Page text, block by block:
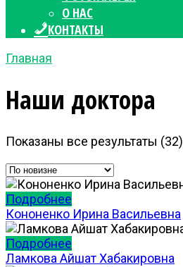
О НАС
КОНТАКТЫ
Главная
Наши доктора
Показаны все результаты (32)
Подробнее
Кононенко Ирина Васильевна
Подробнее
Ламкова Айшат Хабакировна